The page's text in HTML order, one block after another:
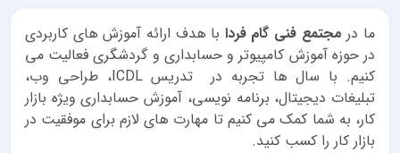
ما در مجتمع فنی گام فردا با هدف ارائه آموزش های کاربردی
در حوزه آموزش کامپیوتر و حسابداری و گردشگری فعالیت می
کنیم. با سال ها تجربه در تدریس ICDL، طراحی وب،
تبلیغات دیجیتال، برنامه نویسی، آموزش حسابداری ویژه بازار
کار، به شما کمک می کنیم تا مهارت های لازم برای موفقیت در
بازار کار را کسب کنید.